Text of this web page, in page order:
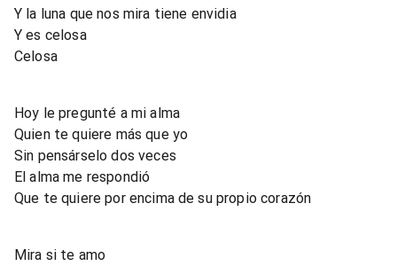
Y la luna que nos mira tiene envidia
Y es celosa
Celosa
Hoy le pregunté a mi alma
Quien te quiere más que yo
Sin pensárselo dos veces
El alma me respondió
Que te quiere por encima de su propio corazón
Mira si te amo